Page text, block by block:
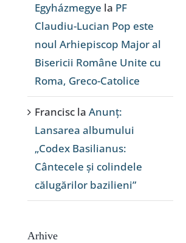
Egyházmegye la PF
Claudiu-Lucian Pop este
noul Arhiepiscop Major al
Bisericii Române Unite cu
Roma, Greco-Catolice
Francisc la Anunț:
Lansarea albumului
„Codex Basilianus:
Cântecele și colindele
călugărilor bazilieni”
Arhive